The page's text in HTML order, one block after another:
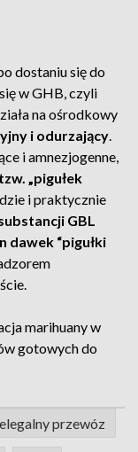
dostaniu się do
w GHB, czyli
na ośrodkowy
i odurzający.
i amnezjogenne,
„pigułek
i praktycznie
GBL
dawek “pigułki
marihuany w
gotowych do
przewóz